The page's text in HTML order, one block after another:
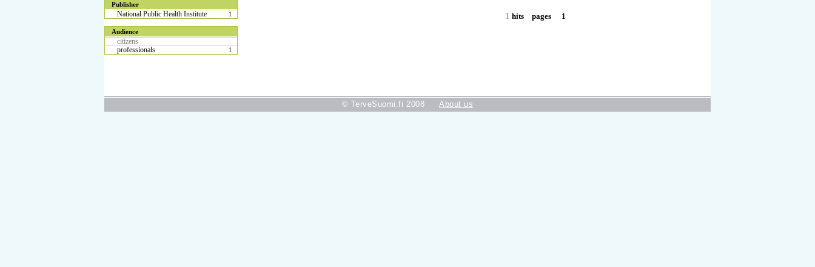
Publisher
National Public Health Institute 1
Audience
citizens
professionals
1
1hits pages 1
© TerveSuomi.fi 2008 About us